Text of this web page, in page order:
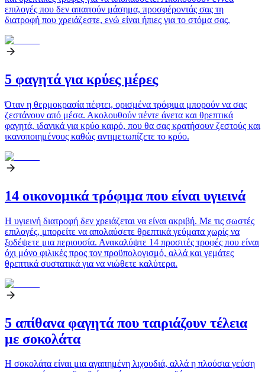
επιλογές που δεν απαιτούν μάσημα, προσφέροντάς σας τη
διατροφή που χρειάζεστε, ενώ είναι ήπιες για το στόμα σας.
5 φαγητά για κρύες μέρες
Όταν η θερμοκρασία πέφτει, ορισμένα τρόφιμα μπορούν να σας
ζεστάνουν από μέσα. Ακολουθούν πέντε άνετα και θρεπτικά
φαγητά, ιδανικά για κρύο καιρό, που θα σας κρατήσουν ζεστούς και
ικανοποιημένους καθώς αντιμετωπίζετε το κρύο.
14 οικονομικά τρόφιμα που είναι υγιεινά
Η υγιεινή διατροφή δεν χρειάζεται να είναι ακριβή. Με τις σωστές
επιλογές, μπορείτε να απολαύσετε θρεπτικά γεύματα χωρίς να
ξοδέψετε μια περιουσία. Ανακαλύψτε 14 προσιτές τροφές που είναι
όχι μόνο φιλικές προς τον προϋπολογισμό, αλλά και γεμάτες
θρεπτικά συστατικά για να νιώθετε καλύτερα.
5 απίθανα φαγητά που ταιριάζουν τέλεια
με σοκολάτα
Η σοκολάτα είναι μια αγαπημένη λιχουδιά, αλλά η πλούσια γεύση